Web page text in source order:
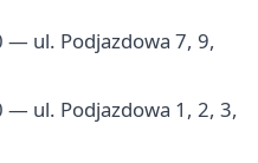
ul. Podjazdowa 7, 9,
ul. Podjazdowa 1, 2, 3,